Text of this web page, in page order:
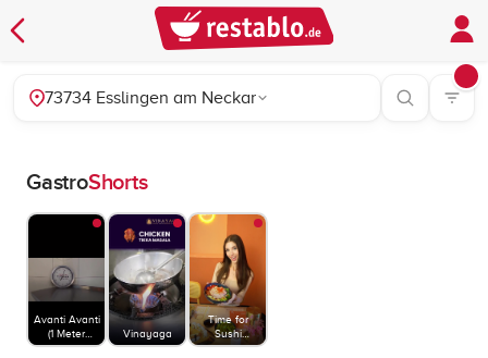
73734 Esslingen am Neckar
GastroShorts
Avanti Avanti
(1 Meter
Pizza)
Vinayaga
Time for
Sushi
Stuttgart